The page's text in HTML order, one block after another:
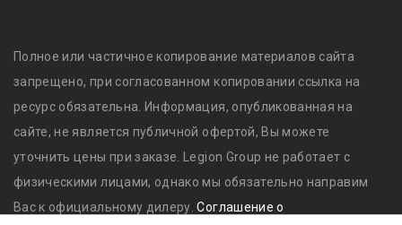
Полное или частичное копирование материалов сайта
запрещено, при согласованном копировании ссылка на
ресурс обязательна. Информация, опубликованная на
сайте, не является публичной офертой, Вы можете
уточнить цены при заказе. Legion Group не работает с
физическими лицами, однако мы обязательно направим
Вас к официальному дилеру.Соглашение о